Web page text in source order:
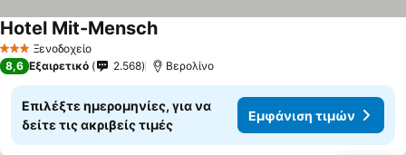
3 ΑστέριαΞενοδοχείο
Hotel Mit-MenschΕμφάνιση τιμών
8,6 Εξαιρετικό 2.568 Βερολίνο
Επιλέξτε ημερομηνίες, για να
δείτε τις ακριβείς τιμές
Εμφάνιση τιμών